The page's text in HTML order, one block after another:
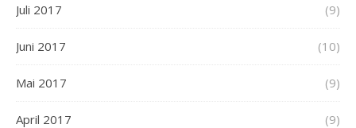
Juli 2017 (9)
Juni 2017 (10)
Mai 2017 (9)
April 2017 (9)